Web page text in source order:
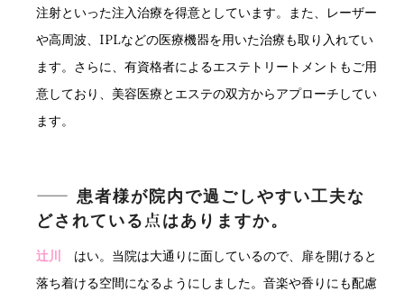
注射といった注入治療を得意としています。また、レーザー
や高周波、IPLなどの医療機器を用いた治療も取り入れてい
ます。さらに、有資格者によるエステトリートメントもご用
意しており、美容医療とエステの双方からアプローチしてい
ます。
―― 患者様が院内で過ごしやすい工夫な
どされている点はありますか。
辻川
はい。当院は大通りに面しているので、扉を開けると
落ち着ける空間になるようにしました。音楽や香りにも配慮